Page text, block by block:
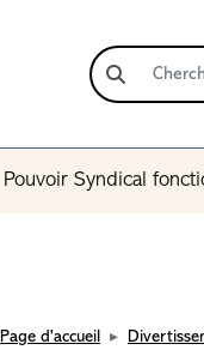
Pouvoir Syndical
Page d'accueil